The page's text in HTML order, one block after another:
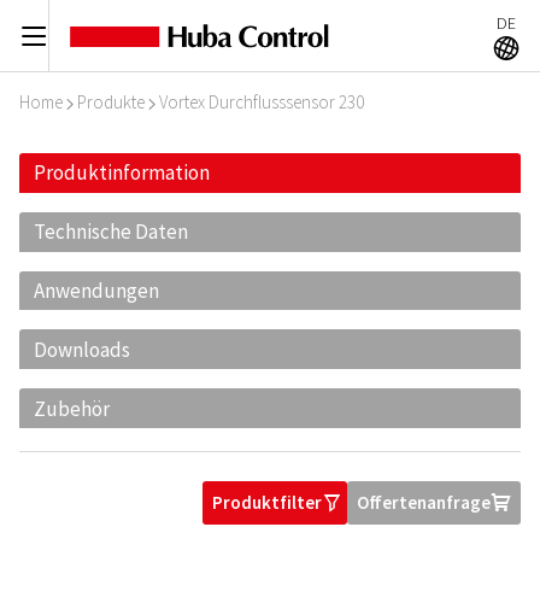
C DE
A
Home I Produkte I Vortex Durchflusssensor 230
Produktinformation
Technische Daten
Anwendungen
Downloads
Zubehör
ProduktfilterO OffertenanfrageU